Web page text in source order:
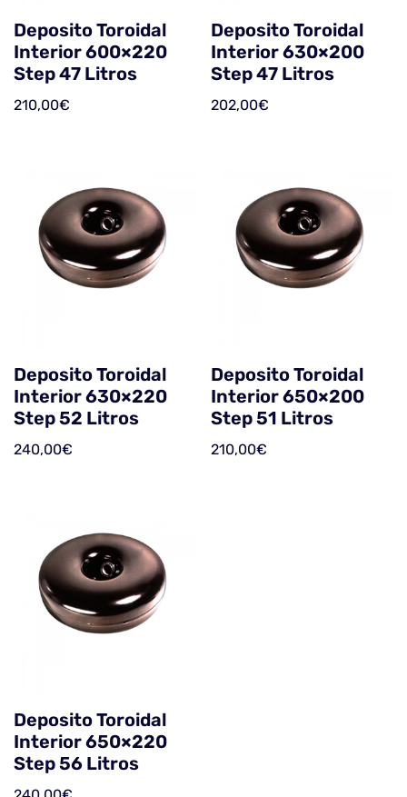
Deposito Toroidal
Interior 600×220
Step 47 Litros
210,00€
Deposito Toroidal
Interior 630×200
Step 47 Litros
202,00€
Deposito Toroidal
Interior 630×220
Step 52 Litros
240,00€
Deposito Toroidal
Interior 650×200
Step 51 Litros
210,00€
Deposito Toroidal
Interior 650×220
Step 56 Litros